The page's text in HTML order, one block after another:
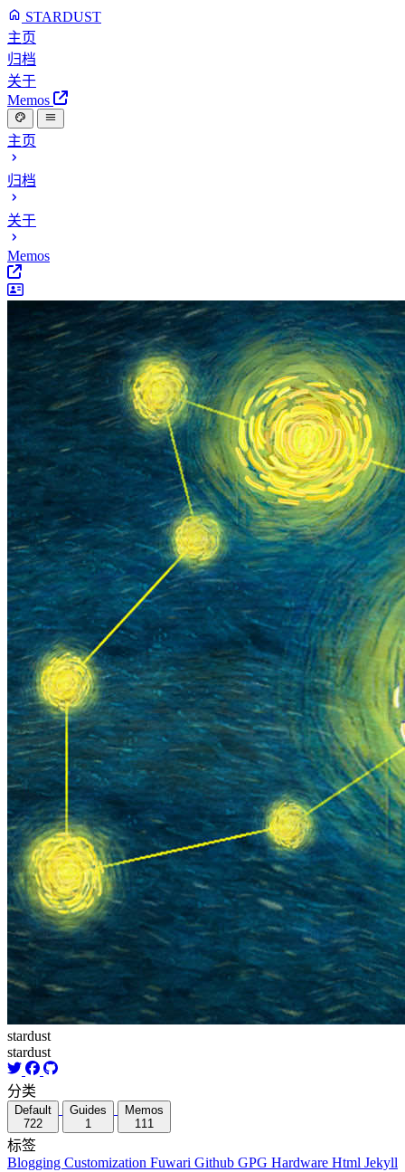
STARDUST
主页
归档
关于
Memos
主页
归档
关于
Memos
stardust
stardust
分类
Default
722
Guides
1
Memos
111
标签
Blogging Customization Fuwari Github GPG Hardware Html Jekyll